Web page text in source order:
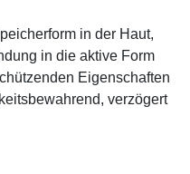
in der Haut,
in die aktive Form
Eigenschaften
verzögert